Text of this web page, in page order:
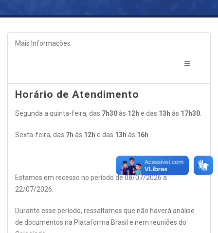
Mais Informações
Horário de Atendimento
Segunda a quinta-feira, das 7h30 às 12h e das 13h às 17h30
Sexta-feira, das 7h às 12h e das 13h às 16h
Estamos em recesso no período de 08/07/2026 a
22/07/2026.
Durante esse período, ressaltamos que não haverá análise
de documentos na Plataforma Brasil e nem reuniões do